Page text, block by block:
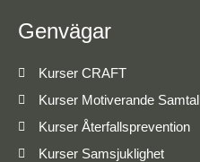
Genvägar
Kurser CRAFT
Kurser Motiverande Samtal
Kurser Återfallsprevention
Kurser Samsjuklighet